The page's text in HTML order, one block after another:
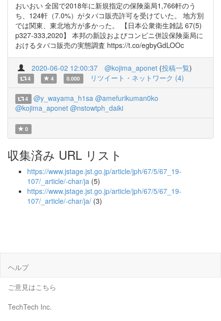
おいおい 全国で2018年に新規指定の保険薬局1,766軒のう
ち、124軒（7.0%）がタバコ販売許可を受けていた。 地方別
では関東、東北地方が多かった。 【日本公衆衛生雑誌 67(5)
p327-333,2020】 本邦の新設およびコンビニ併設保険薬局に
おけるタバコ販売の実態調査 https://t.co/egbyGdLOOc
2020-06-02 12:00:37 @kojima_aponet (投稿一覧)
4 4 0.000 リツイート・ネットワーク (4)
4 @y_wayama_h1sa @amefurikuman0ko
@kojima_aponet @nstowtph_daiki
0
収集済み URL リスト
https://www.jstage.jst.go.jp/article/jph/67/5/67_19-
107/_article/-char/ja (5)
https://www.jstage.jst.go.jp/article/jph/67/5/67_19-
107/_article/-char/ja/ (3)
ヘルプ
ご意見はこちら
TechTech Inc.